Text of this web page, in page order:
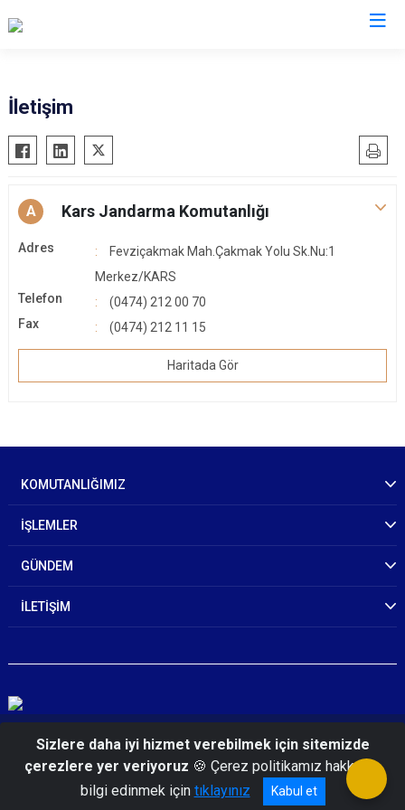
İletişim
A Kars Jandarma Komutanlığı
Adres
Fevziçakmak Mah.Çakmak Yolu Sk.Nu:1
Merkez/KARS
Telefon
(0474) 212 00 70
Fax
(0474) 212 11 15
Haritada Gör
KOMUTANLIĞIMIZ
İŞLEMLER
GÜNDEM
İLETİŞİM
© 2026 Kars İl Jandarma Komutanlığı
Sizlere daha iyi hizmet verebilmek için sitemizde
çerezlere yer veriyoruz 🍪 Çerez politikamız hakkında
bilgi edinmek için tıklayınız Kabul et